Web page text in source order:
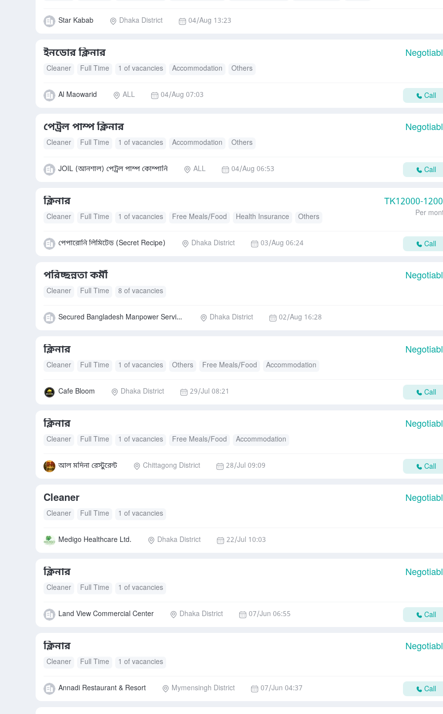
Star Kabab Dhaka District 04/Aug 13:23
ইনডোর ক্লিনার
Cleaner Full Time 1 of vacancies Accommodation Others
Al Maowarid ALL 04/Aug 07:03 Call
পেট্রল পাম্প ক্লিনার
Cleaner Full Time 1 of vacancies Accommodation Others
JOIL (আনশাল) পেট্রল পাম্প কোম্পানি ALL 04/Aug 06:53 Call
ক্লিনার TK12000-
Cleaner Full Time 1 of vacancies Free Meals/Food Health Insurance Others Per
পেপারোনি লিমিটেড (Secret Recipe) Dhaka District 03/Aug 06:24 Call
পরিচ্ছন্নতা কর্মী
Cleaner Full Time 8 of vacancies
Secured Bangladesh Manpower Service Limited Dhaka District 02/Aug 16:28
ক্লিনার
Cleaner Full Time 1 of vacancies Others Free Meals/Food Accommodation
Cafe Bloom Dhaka District 29/Jul 08:21 Call
ক্লিনার
Cleaner Full Time 1 of vacancies Free Meals/Food Accommodation
আল মদিনা রেস্টুরেন্ট Chittagong District 28/Jul 09:09 Call
Cleaner
Cleaner Full Time 1 of vacancies
Medigo Healthcare Ltd. Dhaka District 22/Jul 10:03
ক্লিনার
Cleaner Full Time 1 of vacancies
Land View Commercial Center Dhaka District 07/Jun 06:55 Call
ক্লিনার
Cleaner Full Time 1 of vacancies
Annadi Restaurant & Resort Mymensingh District 07/Jun 04:37 Call